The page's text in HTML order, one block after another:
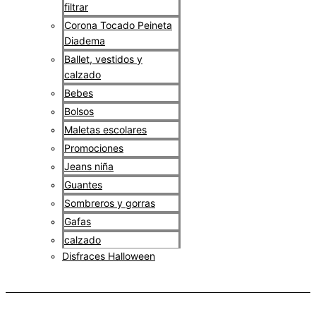
filtrar
Corona Tocado Peineta
Diadema
Ballet, vestidos y
calzado
Bebes
Bolsos
Maletas escolares
Promociones
Jeans niña
Guantes
Sombreros y gorras
Gafas
calzado
Disfraces Halloween